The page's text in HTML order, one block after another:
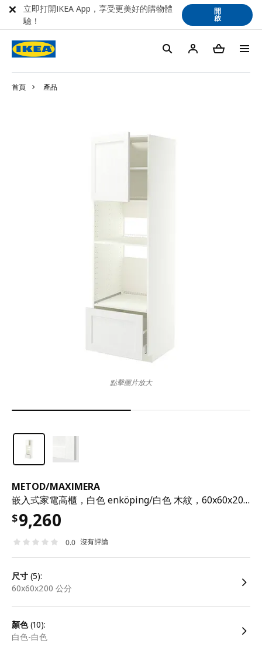
首頁 產品
METOD/MAXIMERA
嵌入式家電高櫃，白色 enköping/白色 木紋，60x60x200 公分
$9,260
0.0 沒有評論
尺寸 (5):
60x60x200 公分
顏色(10):
白色-白色
點擊圖片放大
立即打開IKEA App，享受更美好的購物體
驗！
開
啟